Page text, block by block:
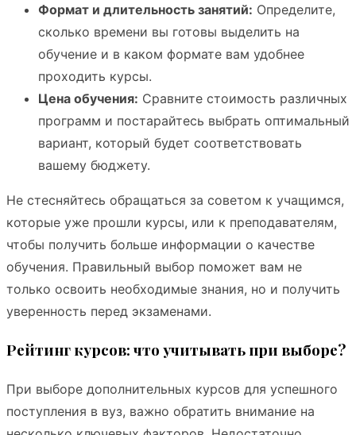
Формат и длительность занятий: Определите,
сколько времени вы готовы выделить на
обучение и в каком формате вам удобнее
проходить курсы.
Цена обучения: Сравните стоимость различных
программ и постарайтесь выбрать оптимальный
вариант, который будет соответствовать
вашему бюджету.
Не стесняйтесь обращаться за советом к учащимся,
которые уже прошли курсы, или к преподавателям,
чтобы получить больше информации о качестве
обучения. Правильный выбор поможет вам не
только освоить необходимые знания, но и получить
уверенность перед экзаменами.
Рейтинг курсов: что учитывать при выборе?
При выборе дополнительных курсов для успешного
поступления в вуз, важно обратить внимание на